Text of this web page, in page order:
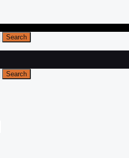
Search
Search